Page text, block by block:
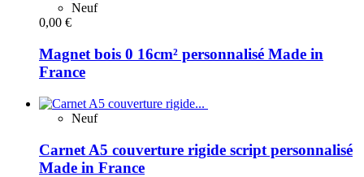
Neuf
0,00 €
Magnet bois 0 16cm² personnalisé Made in
France
Neuf
Carnet A5 couverture rigide script personnalisé
Made in France